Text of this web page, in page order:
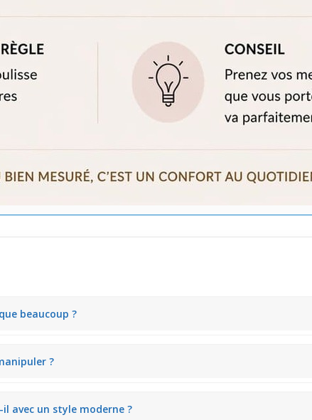
beaucoup ?
?
avec un style moderne ?